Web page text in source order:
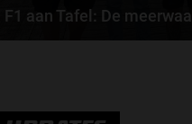
F1 aan Tafel: De
doorde redactie van Grand Prix Radio